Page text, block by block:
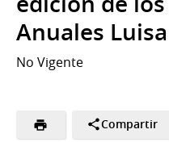
Anuales
No Vigente
Compartir